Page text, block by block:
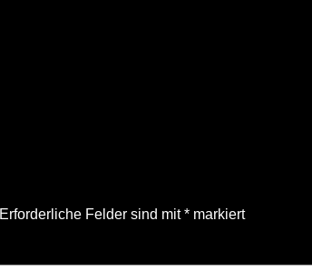
Erforderliche Felder sind mit* markiert